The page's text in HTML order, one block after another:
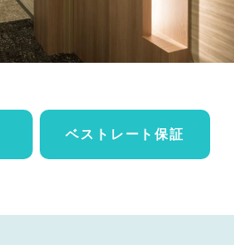
ベストレート保証